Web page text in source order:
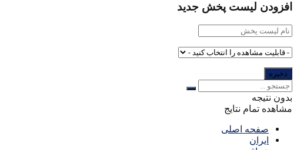
افزودن لیست پخش جدید
بدون نتیجه
مشاهده تمام نتایج
صفحه اصلی
ایران